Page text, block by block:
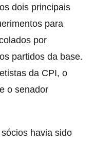
dois principais
para
por
partidos da base.
da CPI, o
o senador
havia sido